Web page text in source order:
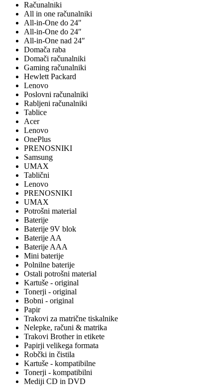
Računalniki
All in one računalniki
All-in-One do 24"
All-in-One do 24″
All-in-One nad 24″
Domača raba
Domači računalniki
Gaming računalniki
Hewlett Packard
Lenovo
Poslovni računalniki
Rabljeni računalniki
Tablice
Acer
Lenovo
OnePlus
PRENOSNIKI
Samsung
UMAX
Tablični
Lenovo
PRENOSNIKI
UMAX
Potrošni material
Baterije
Baterije 9V blok
Baterije AA
Baterije AAA
Mini baterije
Polnilne baterije
Ostali potrošni material
Kartuše - original
Tonerji - original
Bobni - original
Papir
Trakovi za matrične tiskalnike
Nelepke, računi & matrika
Trakovi Brother in etikete
Papirji velikega formata
Robčki in čistila
Kartuše - kompatibilne
Tonerji - kompatibilni
Mediji CD in DVD